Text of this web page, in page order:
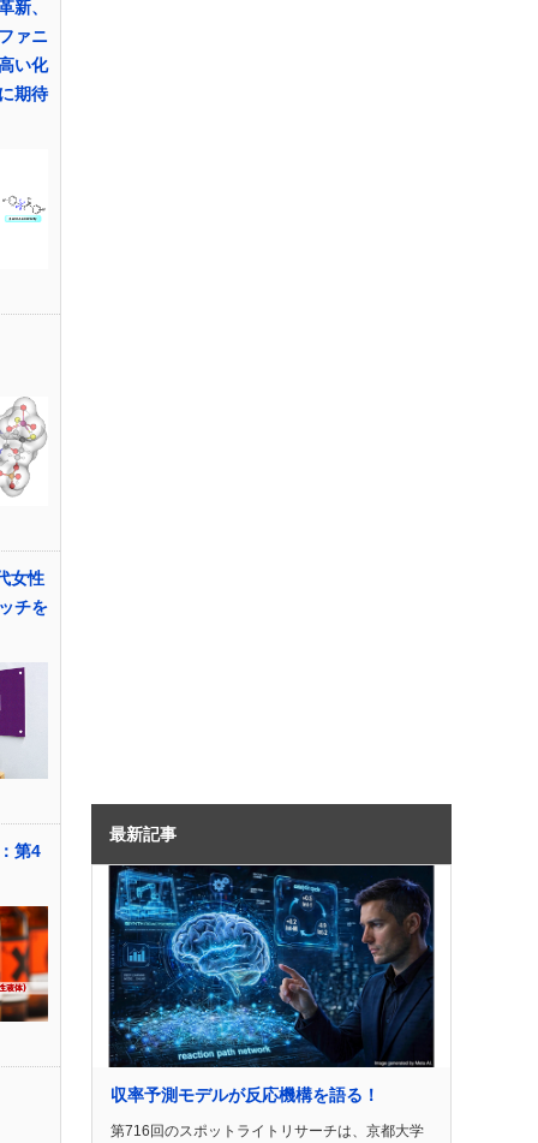
新、
ァニ
い化
期待
女性
チを
第4
最新記事
収率予測モデルが反応機構を語る！
第716回のスポットライトリサーチは、京都大学